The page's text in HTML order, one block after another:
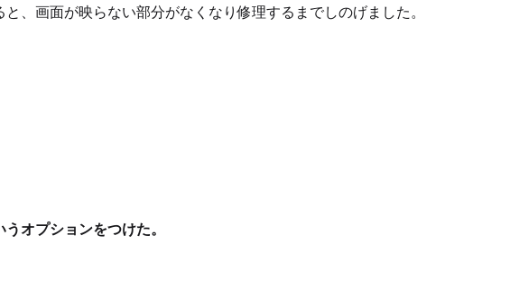
、画面が映らない部分がなくなり修理するまでしのげました。
オプションをつけた。